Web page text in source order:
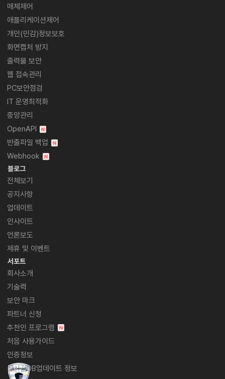
매체제어
애플리케이션제어
개인(민감)정보보호
화면캡처 방지
출력물 보안
웹 접속관리
PC보안점검
IT 운영최적화
중앙관리
OpenAPI
반출파일 백업
Webhook
블로그
전체보기
공지사항
업데이트
인사이트
언론보도
제휴 및 이벤트
서포트
회사소개
기술력
보안 마크
파트너 신청
추천인 프로그램
처음 사용가이드
인증정보
실시간DB업데이트 정보